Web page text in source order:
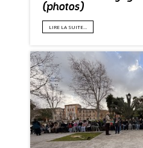
(photos)
LIRE LA SUITE…